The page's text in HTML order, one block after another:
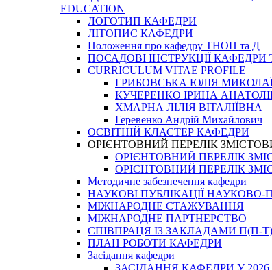
EDUCATION
ЛОГОТИП КАФЕДРИ
ЛІТОПИС КАФЕДРИ
Положення про кафедру ТНОП та Д
ПОСАДОВІ ІНСТРУКЦІЇ КАФЕДРИ
CURRICULUM VITAE PROFILE
ГРИБОВСЬКА ЮЛІЯ
КУЧЕРЕНКО ІРИНА
ХМАРНА ЛІЛІЯ ВІТАЛІЇВНА
Геревенко Андрій Михайлович
ОСВІТНІЙ КЛАСТЕР КАФЕДРИ
ОРІЄНТОВНИЙ ПЕРЕЛІК
ОРІЄНТОВНИЙ ПЕРЕЛІК
ОРІЄНТОВНИЙ ПЕРЕЛІК
Методичне забезпечення кафедри
НАУКОВІ ПУБЛІКАЦІЇ НАУКОВО-
МІЖНАРОДНЕ СТАЖУВАННЯ
МІЖНАРОДНЕ ПАРТНЕРСТВО
СПІВПРАЦЯ ІЗ ЗАКЛАДАМИ П(П-
ПЛАН РОБОТИ КАФЕДРИ
Засідання кафедри
ЗАСІДАННЯ КАФЕДРИ У 2026